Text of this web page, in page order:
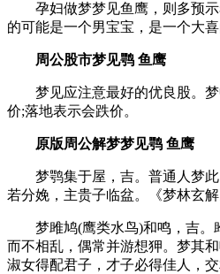
孕妇做梦梦见鱼鹰，则多预示
的可能是一个男宝宝，是一个大喜
周公股市梦见鹗 鱼鹰
梦见应注意最好的优良股。梦
价;落地表示会跌价。
原版周公解梦梦见鹗 鱼鹰
梦鹗集于屋，吉。普通人梦此
若分娩，主贵子临盆。《梦林玄解
梦雎鸠(鹰类水鸟)和鸣，吉。
而不相乱，偶常并游想狎。梦其
淑女得配君子，才子必得佳人，